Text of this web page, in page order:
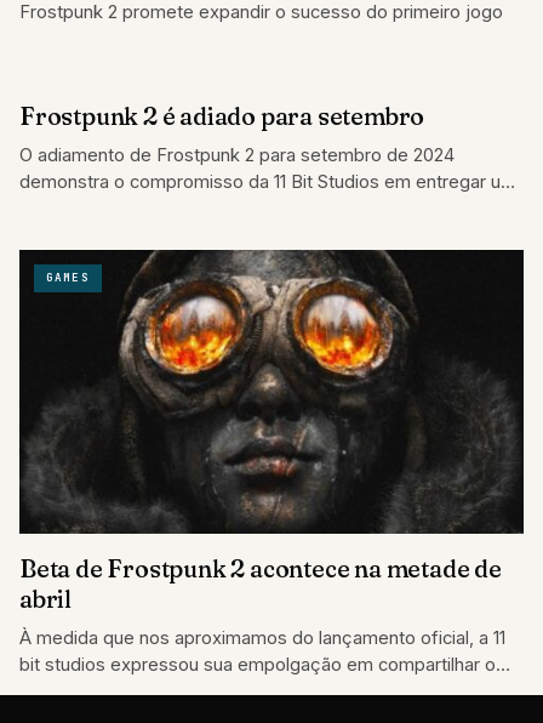
Frostpunk 2 promete expandir o sucesso do primeiro jogo
GAMES
Frostpunk 2 é adiado para setembro
O adiamento de Frostpunk 2 para setembro de 2024
demonstra o compromisso da 11 Bit Studios em entregar um
GAMES
Beta de Frostpunk 2 acontece na metade de
abril
À medida que nos aproximamos do lançamento oficial, a 11
bit studios expressou sua empolgação em compartilhar o
mundo de Frostpunk 2